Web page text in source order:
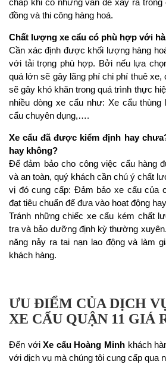
chấp khi có những vấn đề xảy ra
đồng và thi công hàng hoá.
Chất lượng xe cẩu có phù hợp với
Cần xác định được khối lượng hàng
với tải trọng phù hợp. Bởi nếu lựa
quá lớn sẽ gây lãng phí chi phí thuê xe,
sẽ gây khó khăn trong quá trình thực
nhiều dòng xe cẩu như: Xe cẩu
cẩu chuyên dụng,….
Xe cẩu đã được kiểm định hay
hay không?
Để đảm bảo cho công việc cẩu hàng
và an toàn, quý khách cần chú ý chất
vị đó cung cấp: Đảm bảo xe cẩu của
đạt tiêu chuẩn để đưa vào hoạt động
Tránh những chiếc xe cẩu kém chất
tra và bảo dưỡng định kỳ thường
năng nảy ra tai nạn lao động và làm
khách hàng.
ƯU ĐIỂM CỦA DỊCH
XE CẨU QUẬN 11 GIÁ
Đến vớiXe cẩu Hoàng Minhkhách
với dịch vụ mà chúng tôi cung cấp qua